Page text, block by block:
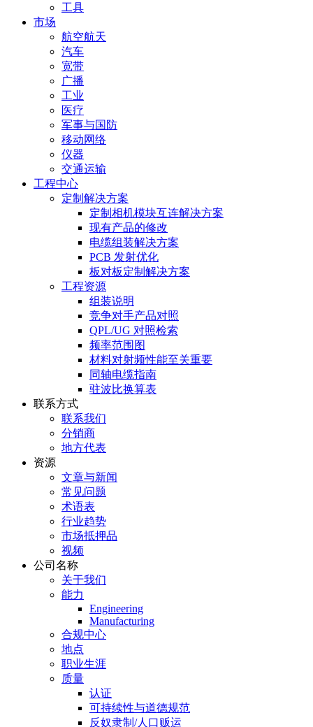
工具
市场
航空航天
汽车
宽带
广播
工业
医疗
军事与国防
移动网络
仪器
交通运输
工程中心
定制解决方案
定制相机模块互连解决方案
现有产品的修改
电缆组装解决方案
PCB 发射优化
板对板定制解决方案
工程资源
组装说明
竞争对手产品对照
QPL/UG 对照检索
频率范围图
材料对射频性能至关重要
同轴电缆指南
驻波比换算表
联系方式
联系我们
分销商
地方代表
资源
文章与新闻
常见问题
术语表
行业趋势
市场抵押品
视频
公司名称
关于我们
能力
Engineering
Manufacturing
合规中心
地点
职业生涯
质量
认证
可持续性与道德规范
反奴隶制/人口贩运